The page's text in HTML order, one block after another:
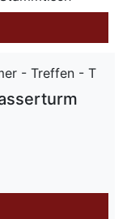
- Treffen - T